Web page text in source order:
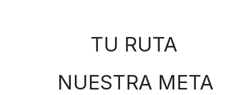
TU RUTA
NUESTRA META